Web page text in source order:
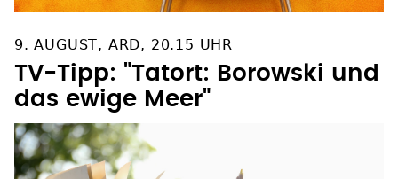
9. AUGUST, ARD, 20.15 UHR
TV-Tipp: "Tatort: Borowski und
das ewige Meer"